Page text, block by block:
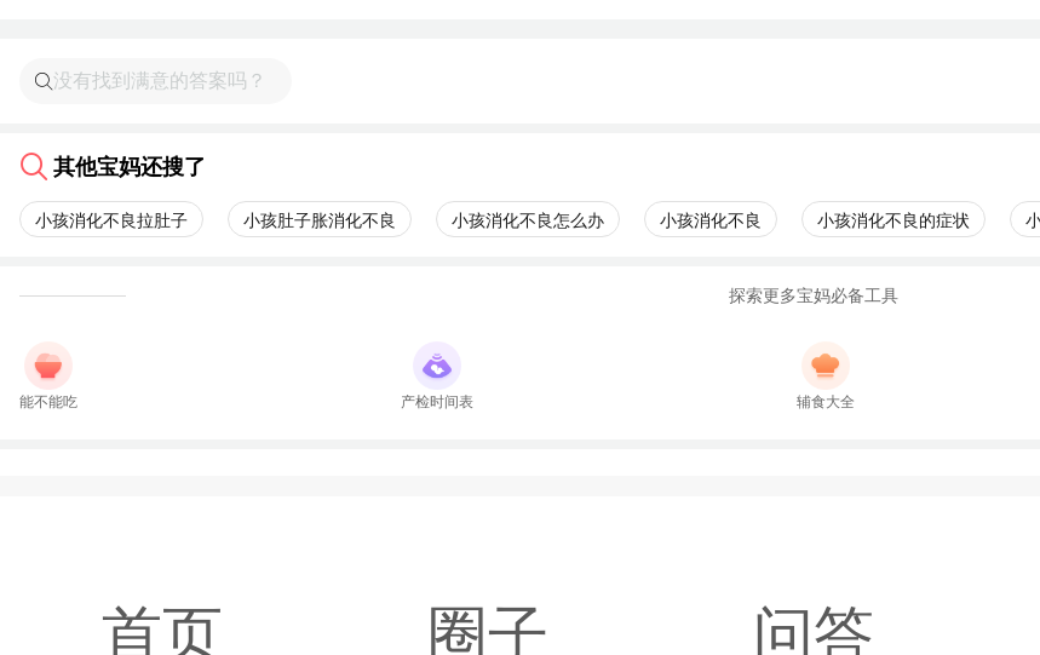
其他宝妈还搜了
小孩消化不良拉肚子 小孩肚子胀消化不良 小孩消化不良怎么办 小孩消化不良 小孩消化不良的症状
探索更多宝妈必备工具
能不能吃 产检时间表 辅食大全
首页 圈子 问答